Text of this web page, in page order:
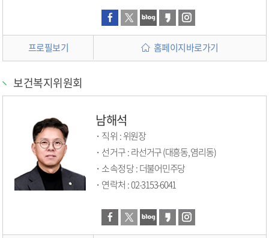
프로필보기 홈페이지바로가기
보건복지위원회
남해석
직위 :위원장
선거구 :
라선거구 (대흥동, 염리동)
소속정당 :더불어민주당
연락처 :02-3153-6041